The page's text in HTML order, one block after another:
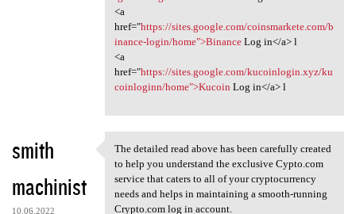
<a
href="https://sites.google.com/coinsmarkete.com/b
inance-login/home">BinanceLog in</a> l
<a
href="https://sites.google.com/kucoinlogin.xyz/ku
coinloginn/home">Kucoin Log in</a> l
smith
machinist
10.06.2022
The detailed read above has
The detailed read above has been carefully created
to help you understand the exclusive Cypto.com
service that caters to all of your cryptocurrency
needs and helps in maintaining a smooth-running
Crypto.com log in account.